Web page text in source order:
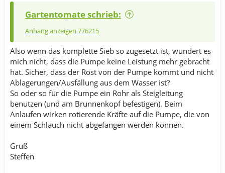
Gartentomate schrieb:
Anhang anzeigen 776215
Also wenn das komplette Sieb so zugesetzt ist, wundert es
mich nicht, dass die Pumpe keine Leistung mehr gebracht
hat. Sicher, dass der Rost von der Pumpe kommt und nicht
Ablagerungen/Ausfällung aus dem Wasser ist?
So oder so für die Pumpe ein Rohr als Steigleitung
benutzen (und am Brunnenkopf befestigen). Beim
Anlaufen wirken rotierende Kräfte auf die Pumpe, die von
einem Schlauch nicht abgefangen werden können.
Gruß
Steffen